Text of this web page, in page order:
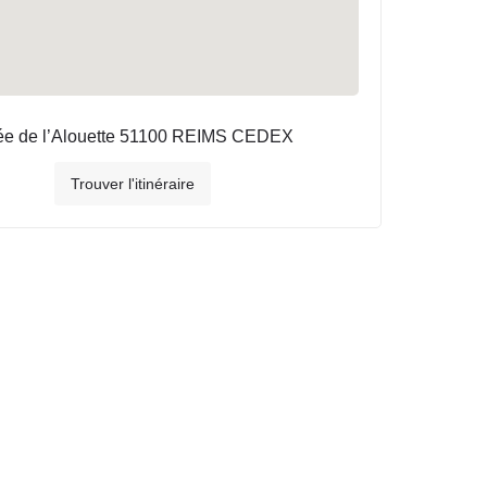
de l’Alouette 51100 REIMS CEDEX
Trouver l'itinéraire